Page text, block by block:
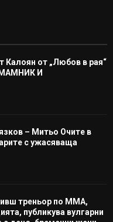
Калоян от „Любов в рая“
И
– Митьо Очите в
с ужасяваща
треньор по ММА,
публикува вулгарни